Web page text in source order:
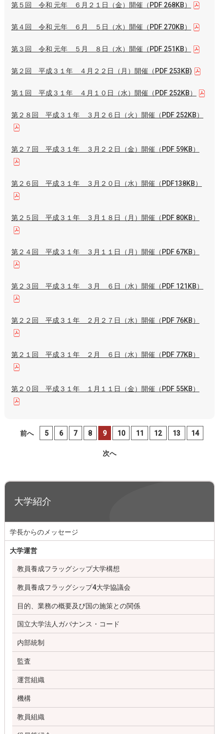
第５回 令和 元年 ６月２１日（金）開催（PDF 268KB）
第４回 令和 元年 ６月 ５日（水）開催（PDF 270KB）
第３回 令和 元年 ５月 ８日（水）開催（PDF 251KB）
第２回 平成３１年 ４月２２日（月）開催（PDF 253KB)
第１回 平成３１年 ４月１０日（水）開催（PDF 252KB）
第２８回 平成３１年 ３月２６日（火）開催（PDF 252KB）
第２７回 平成３１年 ３月２２日（金）開催（PDF 59KB）
第２６回 平成３１年 ３月２０日（水）開催（PDF138KB）
第２５回 平成３１年 ３月１８日（月）開催（PDF 80KB）
第２４回 平成３１年 ３月１１日（月）開催（PDF 67KB）
第２３回 平成３１年 ３月 ６日（水）開催（PDF 121KB）
第２２回 平成３１年 ２月２７日（水）開催（PDF 76KB）
第２１回 平成３１年 ２月 ６日（水）開催（PDF 77KB）
第２０回 平成３１年 １月１１日（金）開催（PDF 55KB）
前へ 5 6 7 8 9 10 11 12 13 14
次へ
大学紹介
学長からのメッセージ
大学運営
教員養成フラッグシップ大学構想
教員養成フラッグシップ4大学協議会
目的、業務の概要及び国の施策との関係
国立大学法人ガバナンス・コード
内部統制
監査
運営組織
機構
教員組織